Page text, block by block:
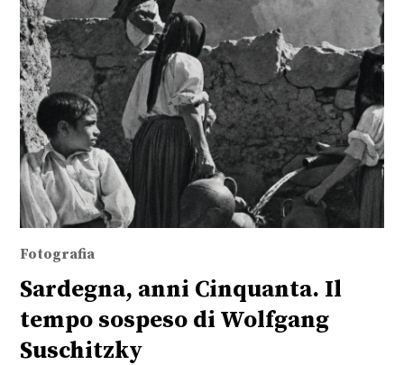
Fotografia
Sardegna, anni Cinquanta. Il
tempo sospeso di Wolfgang
Suschitzky